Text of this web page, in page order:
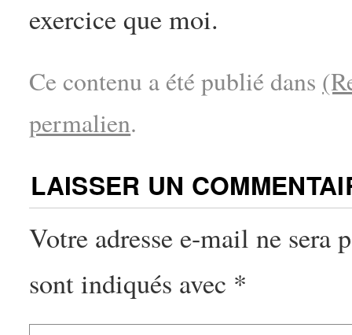
exercice que moi.
Ce contenu a été publié dans
permalien.
LAISSER UN
Votre adresse e-mail ne sera
sont indiqués avec *